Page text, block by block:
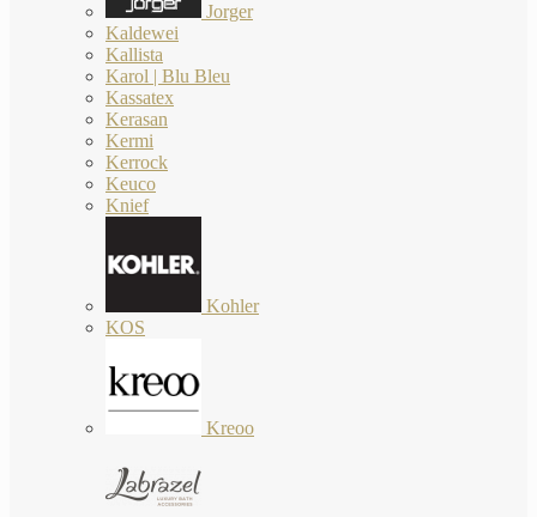
Jorger
Kaldewei
Kallista
Karol | Blu Bleu
Kassatex
Kerasan
Kermi
Kerrock
Keuco
Knief
Kohler
KOS
Kreoo